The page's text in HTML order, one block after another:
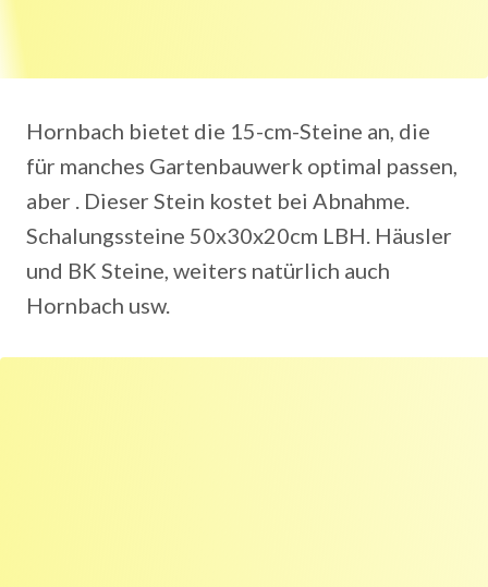
Hornbach bietet die 15-cm-Steine an, die
für manches Gartenbauwerk optimal passen,
aber . Dieser Stein kostet bei Abnahme.
Schalungssteine 50x30x20cm LBH. Häusler
und BK Steine, weiters natürlich auch
Hornbach usw.